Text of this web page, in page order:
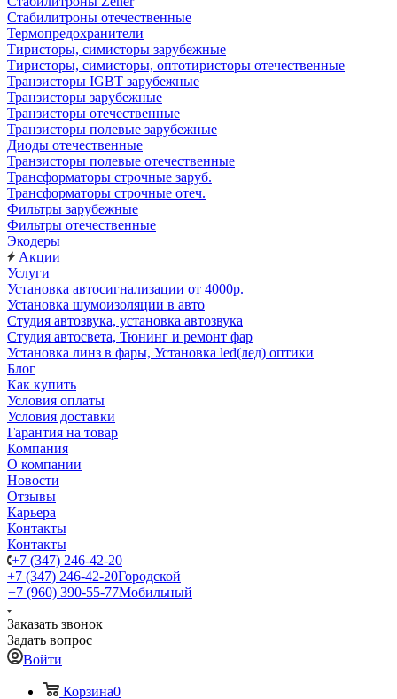
Стабилитроны отечественные
Термопредохранители
Тиристоры, симисторы зарубежные
Тиристоры, симисторы, оптотиристоры отечественные
Транзисторы IGBT зарубежные
Транзисторы зарубежные
Транзисторы отечественные
Транзисторы полевые зарубежные
Диоды отечественные
Транзисторы полевые отечественные
Трансформаторы строчные заруб.
Трансформаторы строчные отеч.
Фильтры зарубежные
Фильтры отечественные
Экодеры
Акции
Услуги
Установка автосигнализации от 4000р.
Установка шумоизоляции в авто
Студия автозвука, установка автозвука
Студия автосвета, Тюнинг и ремонт фар
Установка линз в фары, Установка led(лед) оптики
Блог
Как купить
Условия оплаты
Условия доставки
Гарантия на товар
Компания
О компании
Новости
Отзывы
Карьера
Контакты
Контакты
+7 (347) 246-42-20
+7 (347) 246-42-20Городской
+7 (960) 390-55-77Мобильный
Заказать звонок
Задать вопрос
Войти
Корзина0